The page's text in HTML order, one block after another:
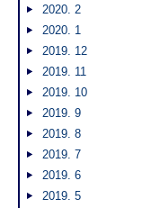
2020. 2
2020. 1
2019. 12
2019. 11
2019. 10
2019. 9
2019. 8
2019. 7
2019. 6
2019. 5